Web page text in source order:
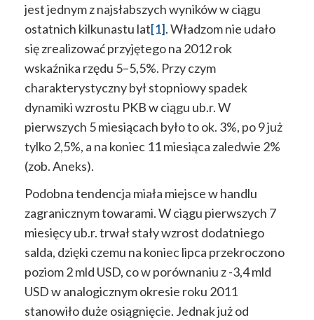
jest jednym z najsłabszych wyników w ciągu
ostatnich kilkunastu lat[1]. Władzom nie udało
się zrealizować przyjętego na 2012 rok
wskaźnika rzędu 5–5,5%. Przy czym
charakterystyczny był stopniowy spadek
dynamiki wzrostu PKB w ciągu ub.r. W
pierwszych 5 miesiącach było to ok. 3%, po 9 już
tylko 2,5%, a na koniec 11 miesiąca zaledwie 2%
(zob. Aneks).
Podobna tendencja miała miejsce w handlu
zagranicznym towarami. W ciągu pierwszych 7
miesięcy ub.r. trwał stały wzrost dodatniego
salda, dzięki czemu na koniec lipca przekroczono
poziom 2 mld USD, co w porównaniu z -3,4 mld
USD w analogicznym okresie roku 2011
stanowiło duże osiągnięcie. Jednak już od